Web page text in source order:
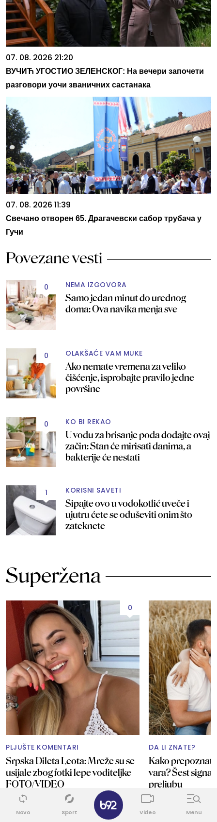
07. 08. 2026 21:20
ВУЧИЋ УГОСТИО ЗЕЛЕНСКОГ: На вечери започети
разговори уочи званичних састанака
07. 08. 2026 11:39
Свечано отворен 65. Драгачевски сабор трубача у
Гучи
Povezane vesti
0 NEMA IZGOVORA
Samo jedan minut do urednog
doma: Ova navika menja sve
0 OLAKŠAĆE VAM MUKE
Ako nemate vremena za veliko
čišćenje, isprobajte pravilo jedne
površine
0 KO BI REKAO
U vodu za brisanje poda dodajte ovaj
začin: Stan će mirisati danima, a
bakterije će nestati
1 KORISNI SAVETI
Sipajte ovo u vodokotlić uveče i
ujutru ćete se oduševiti onim što
zateknete
Superžena
0
PLJUŠTE KOMENTARI
Srpska Dileta Leota: Mreže su se
usijale zbog fotki lepe voditeljke
FOTO/VIDEO
DA LI ZNATE?
Kako prepoznati
vara? Šest
preljubu
Novo Sport Video Menu
✕